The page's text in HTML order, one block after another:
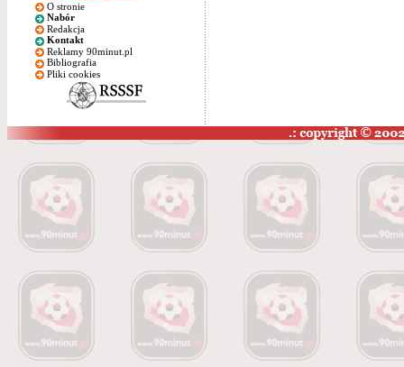
O stronie
Nabór
Redakcja
Kontakt
Reklamy 90minut.pl
Bibliografia
Pliki cookies